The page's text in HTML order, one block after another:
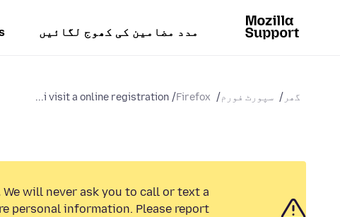
مدد مضامین کی کھوج لگائیں
گھر سپورٹ فورم Firefox
i visit a online registration...
We will never ask you to call or text a
personal information. Please report